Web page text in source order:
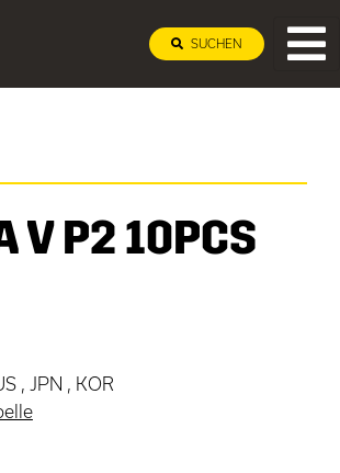
SUCHEN
V P2 10PCS
, JPN , KOR